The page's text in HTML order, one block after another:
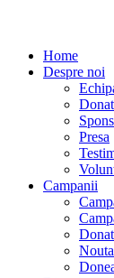
Home
Despre noi
Presa
Campanii